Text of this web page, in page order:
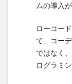
れる
相変
わら
ず少
い。
ムの導入
ローコー
て、コー
ではなく
ログラミ